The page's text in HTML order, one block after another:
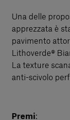
Una delle
apprezzata è
pavimento
Lithoverde®
La texture
anti-scivolo
Premi: